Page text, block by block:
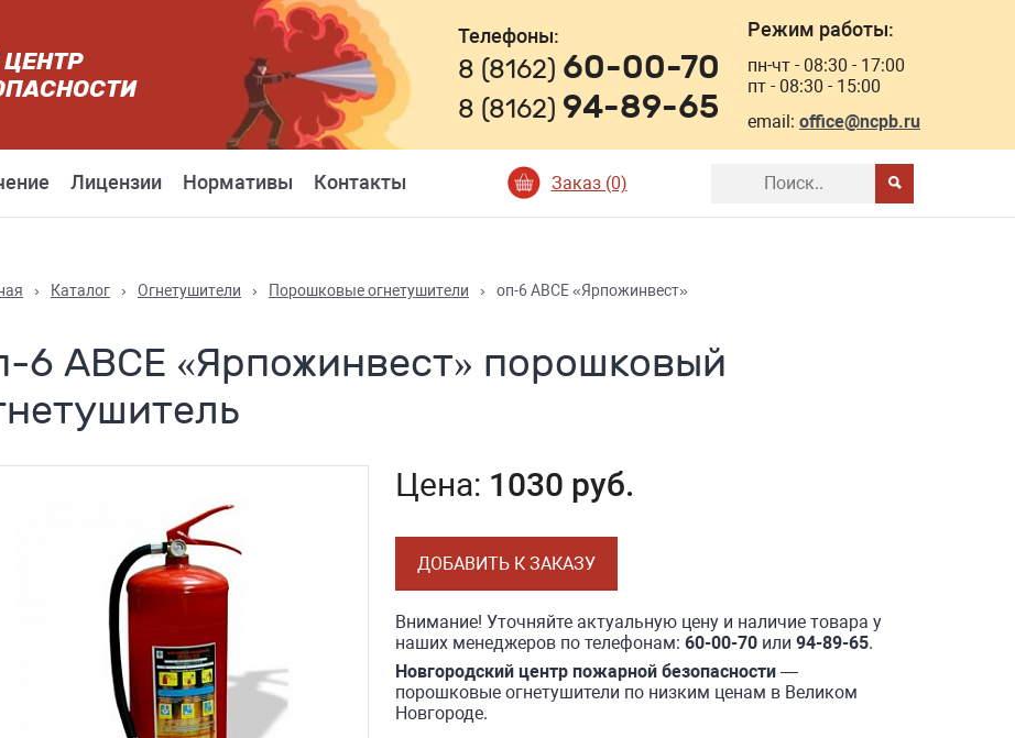
Телефоны:
8 (8162) 60-00-70
8 (8162) 94-89-65
Режим работы:
пн-чт - 08:30 - 17:00
пт - 08:30 - 15:00
email: office@ncpb.ru
Лицензии Нормативы Контакты Заказ (0)
› Каталог › Огнетушители › Порошковые огнетушители › оп-6 ABCE «Ярпожинвест»
6 ABCE «Ярпожинвест» порошковый
Цена: 1030 руб.
ДОБАВИТЬ К ЗАКАЗУ
Внимание! Уточняйте актуальную цену и наличие товара у
наших менеджеров по телефонам: 60-00-70или 94-89-65.
Новгородский центр пожарной безопасности—
порошковые огнетушители по низким ценам в Великом
Новгороде.